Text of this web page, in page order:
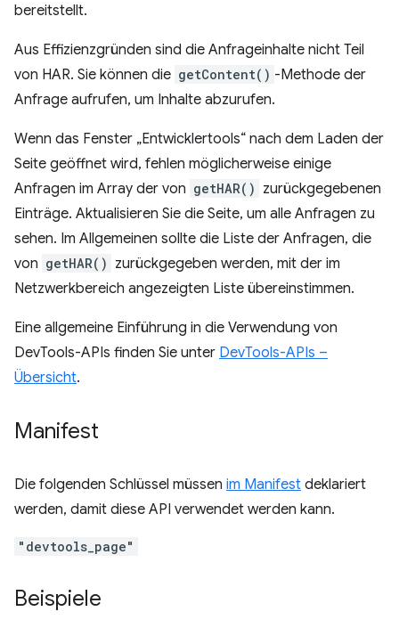
bereitstellt.
Aus Effizienzgründen sind die Anfrageinhalte nicht Teil
von HAR. Sie können die getContent() -Methode der
Anfrage aufrufen, um Inhalte abzurufen.
Wenn das Fenster „Entwicklertools“ nach dem Laden der
Seite geöffnet wird, fehlen möglicherweise einige
Anfragen im Array der von getHAR() zurückgegebenen
Einträge. Aktualisieren Sie die Seite, um alle Anfragen zu
sehen. Im Allgemeinen sollte die Liste der Anfragen, die
von getHAR() zurückgegeben werden, mit der im
Netzwerkbereich angezeigten Liste übereinstimmen.
Eine allgemeine Einführung in die Verwendung von
DevTools-APIs finden Sie unter DevTools-APIs –
Übersicht.
Manifest
Die folgenden Schlüssel müssen im Manifest deklariert
werden, damit diese API verwendet werden kann.
"devtools_page"
Beispiele